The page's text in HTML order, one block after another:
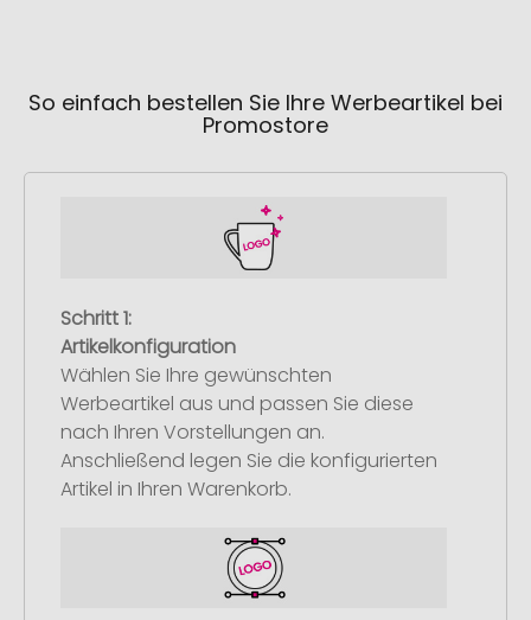
So einfach bestellen Sie Ihre Werbeartikel bei
Promostore
Schritt 1:
Artikelkonfiguration
Wählen Sie Ihre gewünschten
Werbeartikel aus und passen Sie diese
nach Ihren Vorstellungen an.
Anschließend legen Sie die konfigurierten
Artikel in Ihren Warenkorb.